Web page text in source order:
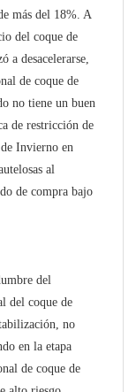
más del 18%. A
del coque de
a desacelerarse,
de coque de
no tiene un buen
de restricción de
Invierno en
al
de compra bajo
del
del coque de
no
en la etapa
de coque de